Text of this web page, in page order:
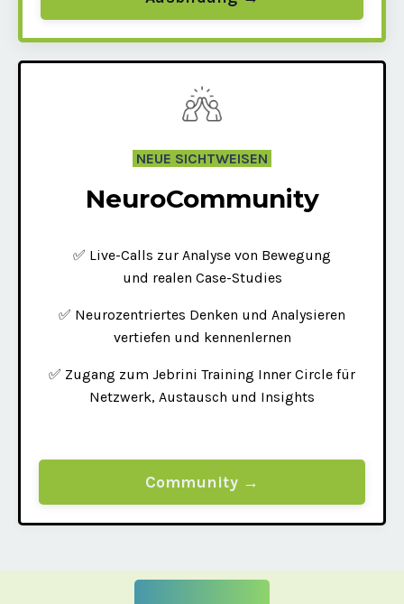
NEUE SICHTWEISEN
NeuroCommunity
✅ Live-Calls zur Analyse von Bewegung
und realen Case-Studies
✅ Neurozentriertes Denken und Analysieren
vertiefen und kennenlernen
✅ Zugang zum Jebrini Training Inner Circle für
Netzwerk, Austausch und Insights
Community →